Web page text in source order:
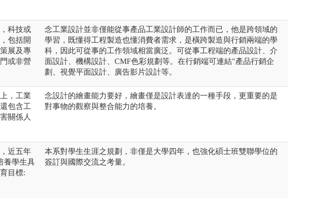
科技或
包括開
展及專
或非營
念工業設計並非僅能從事產品工業設計師的工作而已，他是跨領域的
學習，既懂得工程製造也懂消費者需求，是橫跨製造與行銷兩端的學
科，因此可從事的工作領域相當廣泛。可從事工程端的產品設計、介
面設計、機構設計、CMF色彩規劃等。在行銷端可連結"產品行銷企
劃、視覺平面設計、廣告影片設計等。
，工業
包含工
關係人
念設計的繪畫能力要好，繪畫僅是設計表達的一種手段，更重要的是
對事物的觀察與整合能力的培養。
近五年
養學生具
目標:
本系對學生生涯之規劃，非僅是大學四年，也強化碩士班雙聯學位的
簽訂與國際交流之考量。